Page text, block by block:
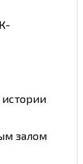
залом